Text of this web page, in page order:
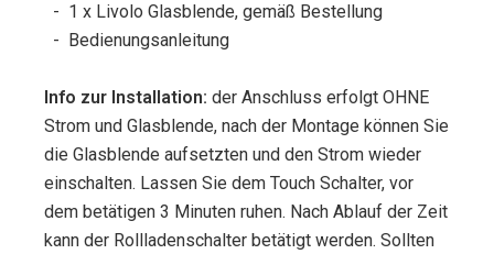
- 1 x Livolo Glasblende, gemäß Bestellung
- Bedienungsanleitung
Info zur Installation: der Anschluss erfolgt OHNE
Strom und Glasblende, nach der Montage können Sie
die Glasblende aufsetzten und den Strom wieder
einschalten. Lassen Sie dem Touch Schalter, vor
dem betätigen 3 Minuten ruhen. Nach Ablauf der Zeit
kann der Rollladenschalter betätigt werden. Sollten